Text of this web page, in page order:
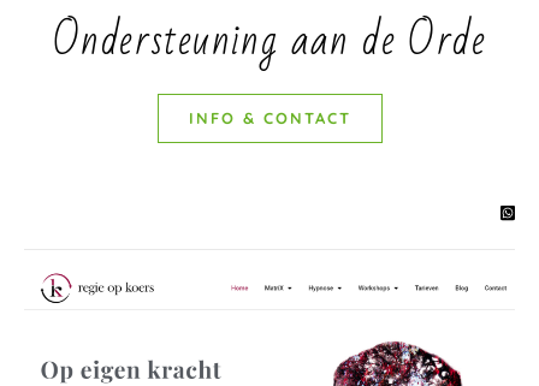
Ondersteuning aan de Orde
INFO & CONTACT